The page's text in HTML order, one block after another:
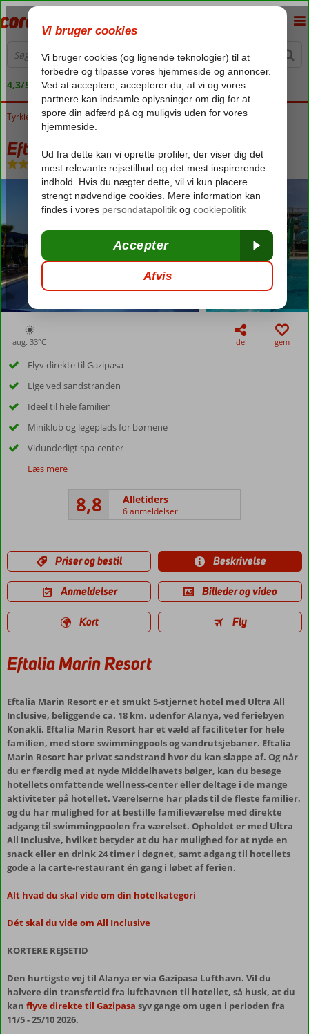
4,3/5 på Trustpilot
Forside
Tyrkiet Tyrkiets sydkyst Alanya Turkler Eftalia Marin Resort
Eftalia Marin Resort
Ultra All Inclusive- Hotel
aug. 33°C del gem
Flyv direkte til Gazipasa
Lige ved sandstranden
Ideel til hele familien
Miniklub og legeplads for børnene
Vidunderligt spa-center
Læs mere
8,8 Alletiders
6 anmeldelser
Priser og bestil Beskrivelse
Anmeldelser Billeder og video
Kort Fly
Eftalia Marin Resort
Eftalia Marin Resort er et smukt 5-stjernet hotel med Ultra All
Inclusive, beliggende ca. 18 km. udenfor Alanya, ved feriebyen
Konakli. Eftalia Marin Resort har et væld af faciliteter for hele
familien, med store swimmingpools og vandrutsjebaner. Eftalia
Marin Resort har privat sandstrand hvor du kan slappe af. Og når
du er færdig med at nyde Middelhavets bølger, kan du besøge
hotellets omfattende wellness-center eller deltage i de mange
aktiviteter på hotellet. Værelserne har plads til de fleste familier,
og du har mulighed for at bestille familieværelse med direkte
adgang til swimmingpoolen fra værelset. Opholdet er med Ultra
All Inclusive, hvilket betyder at du har mulighed for at nyde en
snack eller en drink 24 timer i døgnet, samt adgang til hotellets
gode a la carte-restaurant én gang i løbet af ferien.
Alt hvad du skal vide om din hotelkategori
Dét skal du vide om All Inclusive
KORTERE REJSETID
Den hurtigste vej til Alanya er via Gazipasa Lufthavn. Vil du
halvere din transfertid fra lufthavnen til hotellet, så husk, at du
kan flyve direkte til Gazipasa syv gange om ugen i perioden fra
11/5 - 25/10 2026.